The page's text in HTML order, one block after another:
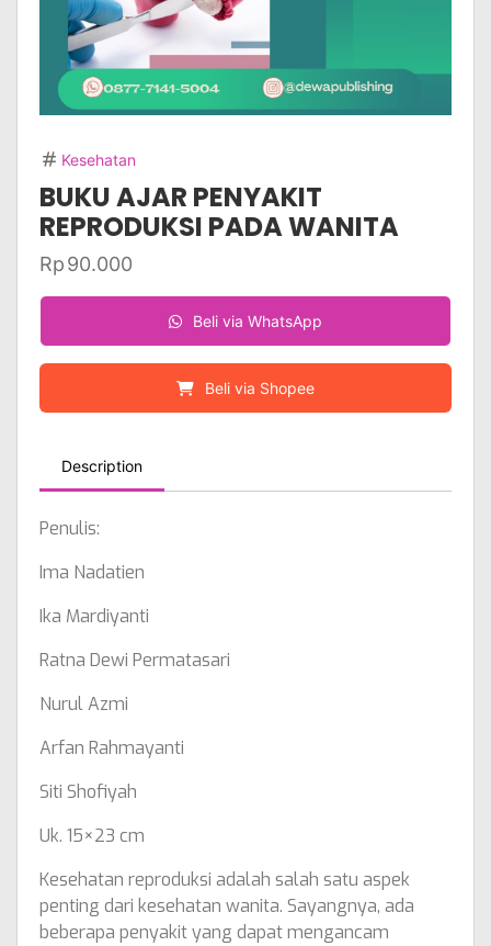
Kesehatan
BUKU AJAR PENYAKIT
REPRODUKSI PADA WANITA
Rp90.000
Beli via WhatsApp
Beli via Shopee
Description
Penulis:
Ima Nadatien
Ika Mardiyanti
Ratna Dewi Permatasari
Nurul Azmi
Arfan Rahmayanti
Siti Shofiyah
Uk. 15×23 cm
Kesehatan reproduksi adalah salah satu aspek
penting dari kesehatan wanita. Sayangnya, ada
beberapa penyakit yang dapat mengancam